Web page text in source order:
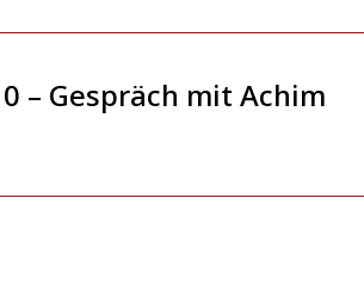
– Gespräch mit Achim